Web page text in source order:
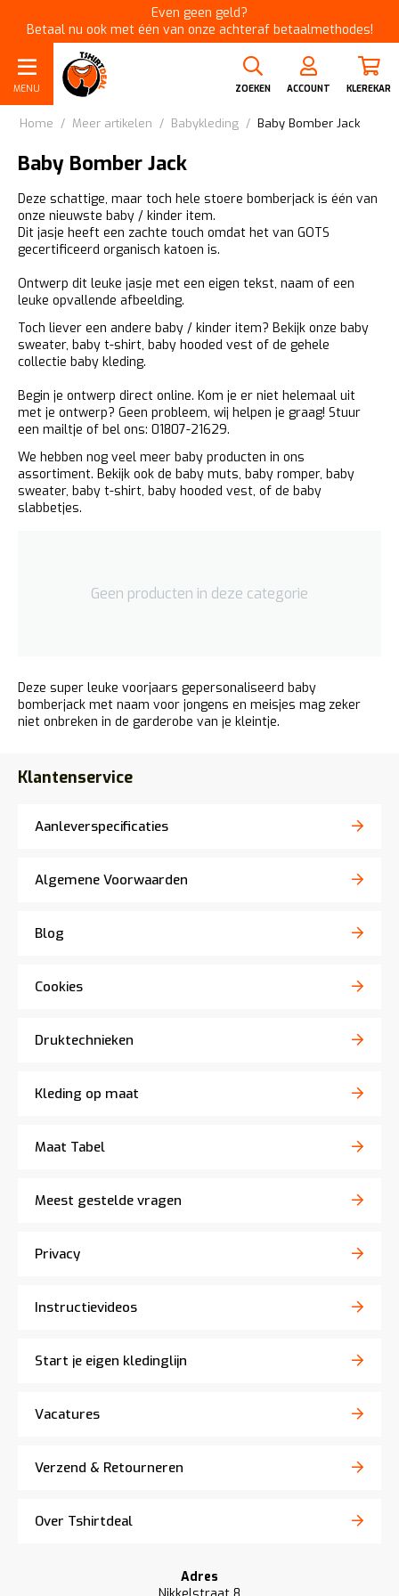
Even geen geld?
Betaal nu ook met één van onze achteraf betaalmethodes!
MENU ZOEKEN ACCOUNT KLEREKAR
Home / Meer artikelen / Babykleding / Baby Bomber Jack
Baby Bomber Jack
Deze schattige, maar toch hele stoere bomberjack is één van
onze nieuwste baby / kinder item.
Dit jasje heeft een zachte touch omdat het van GOTS
gecertificeerd organisch katoen is.
Ontwerp dit leuke jasje met een eigen tekst, naam of een
leuke opvallende afbeelding.
Toch liever een andere baby / kinder item? Bekijk onze baby
sweater, baby t-shirt, baby hooded vest of de gehele
collectie baby kleding.
Begin je ontwerp direct online. Kom je er niet helemaal uit
met je ontwerp? Geen probleem, wij helpen je graag! Stuur
een mailtje of bel ons: 01807-21629.
We hebben nog veel meer baby producten in ons
assortiment. Bekijk ook de baby muts, baby romper, baby
sweater, baby t-shirt, baby hooded vest, of de baby
slabbetjes.
Geen producten in deze categorie
Deze super leuke voorjaars gepersonaliseerd baby
bomberjack met naam voor jongens en meisjes mag zeker
niet onbreken in de garderobe van je kleintje.
Klantenservice
Aanleverspecificaties
Algemene Voorwaarden
Blog
Cookies
Druktechnieken
Kleding op maat
Maat Tabel
Meest gestelde vragen
Privacy
Instructievideos
Start je eigen kledinglijn
Vacatures
Verzend & Retourneren
Over Tshirtdeal
Adres